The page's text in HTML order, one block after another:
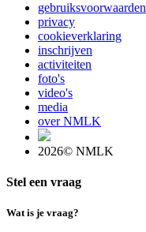
gebruiksvoorwaarden
privacy
cookieverklaring
inschrijven
activiteiten
foto's
video's
media
over NMLK
2026© NMLK
Stel een vraag
Wat is je vraag?